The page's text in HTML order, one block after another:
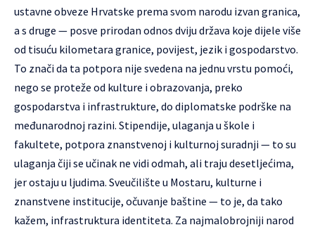
ustavne obveze Hrvatske prema svom narodu izvan granica,
a s druge — posve prirodan odnos dviju država koje dijele više
od tisuću kilometara granice, povijest, jezik i gospodarstvo.
To znači da ta potpora nije svedena na jednu vrstu pomoći,
nego se proteže od kulture i obrazovanja, preko
gospodarstva i infrastrukture, do diplomatske podrške na
međunarodnoj razini. Stipendije, ulaganja u škole i
fakultete, potpora znanstvenoj i kulturnoj suradnji — to su
ulaganja čiji se učinak ne vidi odmah, ali traju desetljećima,
jer ostaju u ljudima. Sveučilište u Mostaru, kulturne i
znanstvene institucije, očuvanje baštine — to je, da tako
kažem, infrastruktura identiteta. Za najmalobrojniji narod